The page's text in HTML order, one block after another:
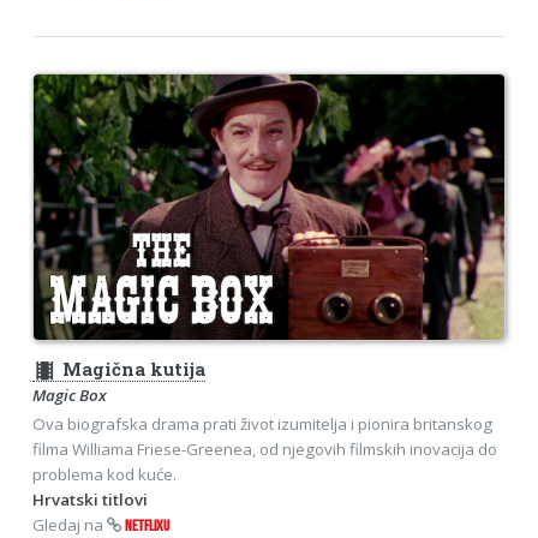
theaters Magična kutija
Magic Box
Ova biografska drama prati život izumitelja i pionira britanskog
filma Williama Friese-Greenea, od njegovih filmskih inovacija do
problema kod kuće.
Hrvatski titlovi
Gledaj na
NETFLIXU